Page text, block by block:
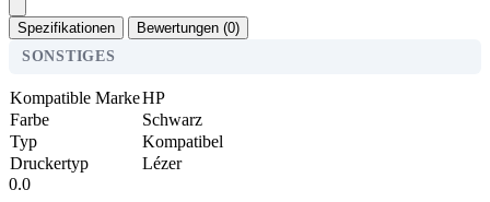
Spezifikationen
Bewertungen (0)
SONSTIGES
Kompatible MarkeHP
Farbe
Schwarz
Typ
Kompatibel
Druckertyp
Lézer
0.0